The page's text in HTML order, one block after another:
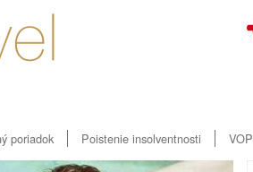
poriadok Poistenie insolventnosti VOP